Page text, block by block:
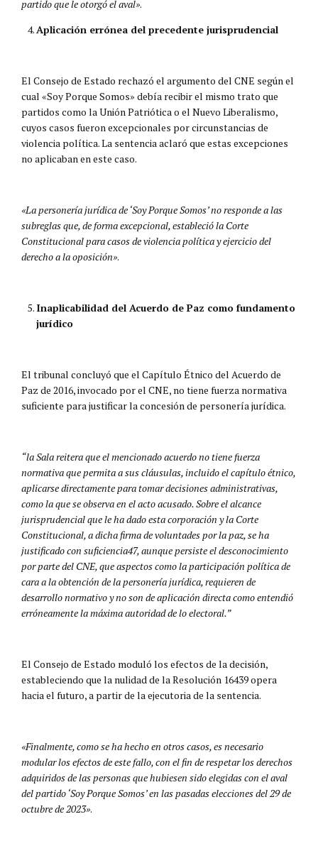
partido que le otorgó el aval»​.
Aplicación errónea del precedente jurisprudencial
El Consejo de Estado rechazó el argumento del CNE según el
cual «Soy Porque Somos» debía recibir el mismo trato que
partidos como la Unión Patriótica o el Nuevo Liberalismo,
cuyos casos fueron excepcionales por circunstancias de
violencia política. La sentencia aclaró que estas excepciones
no aplicaban en este caso.
«La personería jurídica de ‘Soy Porque Somos’ no responde a las
subreglas que, de forma excepcional, estableció la Corte
Constitucional para casos de violencia política y ejercicio del
derecho a la oposición»​.
Inaplicabilidad del Acuerdo de Paz como fundamento
jurídico
El tribunal concluyó que el Capítulo Étnico del Acuerdo de
Paz de 2016, invocado por el CNE, no tiene fuerza normativa
suficiente para justificar la concesión de personería jurídica.
“la Sala reitera que el mencionado acuerdo no tiene fuerza
normativa que permita a sus cláusulas, incluido el capítulo étnico,
aplicarse directamente para tomar decisiones administrativas,
como la que se observa en el acto acusado. Sobre el alcance
jurisprudencial que le ha dado esta corporación y la Corte
Constitucional, a dicha firma de voluntades por la paz, se ha
justificado con suficiencia47, aunque persiste el desconocimiento
por parte del CNE, que aspectos como la participación política de
cara a la obtención de la personería jurídica, requieren de
desarrollo normativo y no son de aplicación directa como entendió
erróneamente la máxima autoridad de lo electoral.”
El Consejo de Estado moduló los efectos de la decisión,
estableciendo que la nulidad de la Resolución 16439 opera
hacia el futuro, a partir de la ejecutoria de la sentencia.
«Finalmente, como se ha hecho en otros casos, es necesario
modular los efectos de este fallo, con el fin de respetar los derechos
adquiridos de las personas que hubiesen sido elegidas con el aval
del partido ‘Soy Porque Somos’ en las pasadas elecciones del 29 de
octubre de 2023»​.